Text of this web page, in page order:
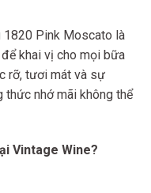
1820 Pink Moscato là
khai vị cho mọi bữa
rỡ, tươi mát và sự
thức nhớ mãi không thể
Vintage Wine?